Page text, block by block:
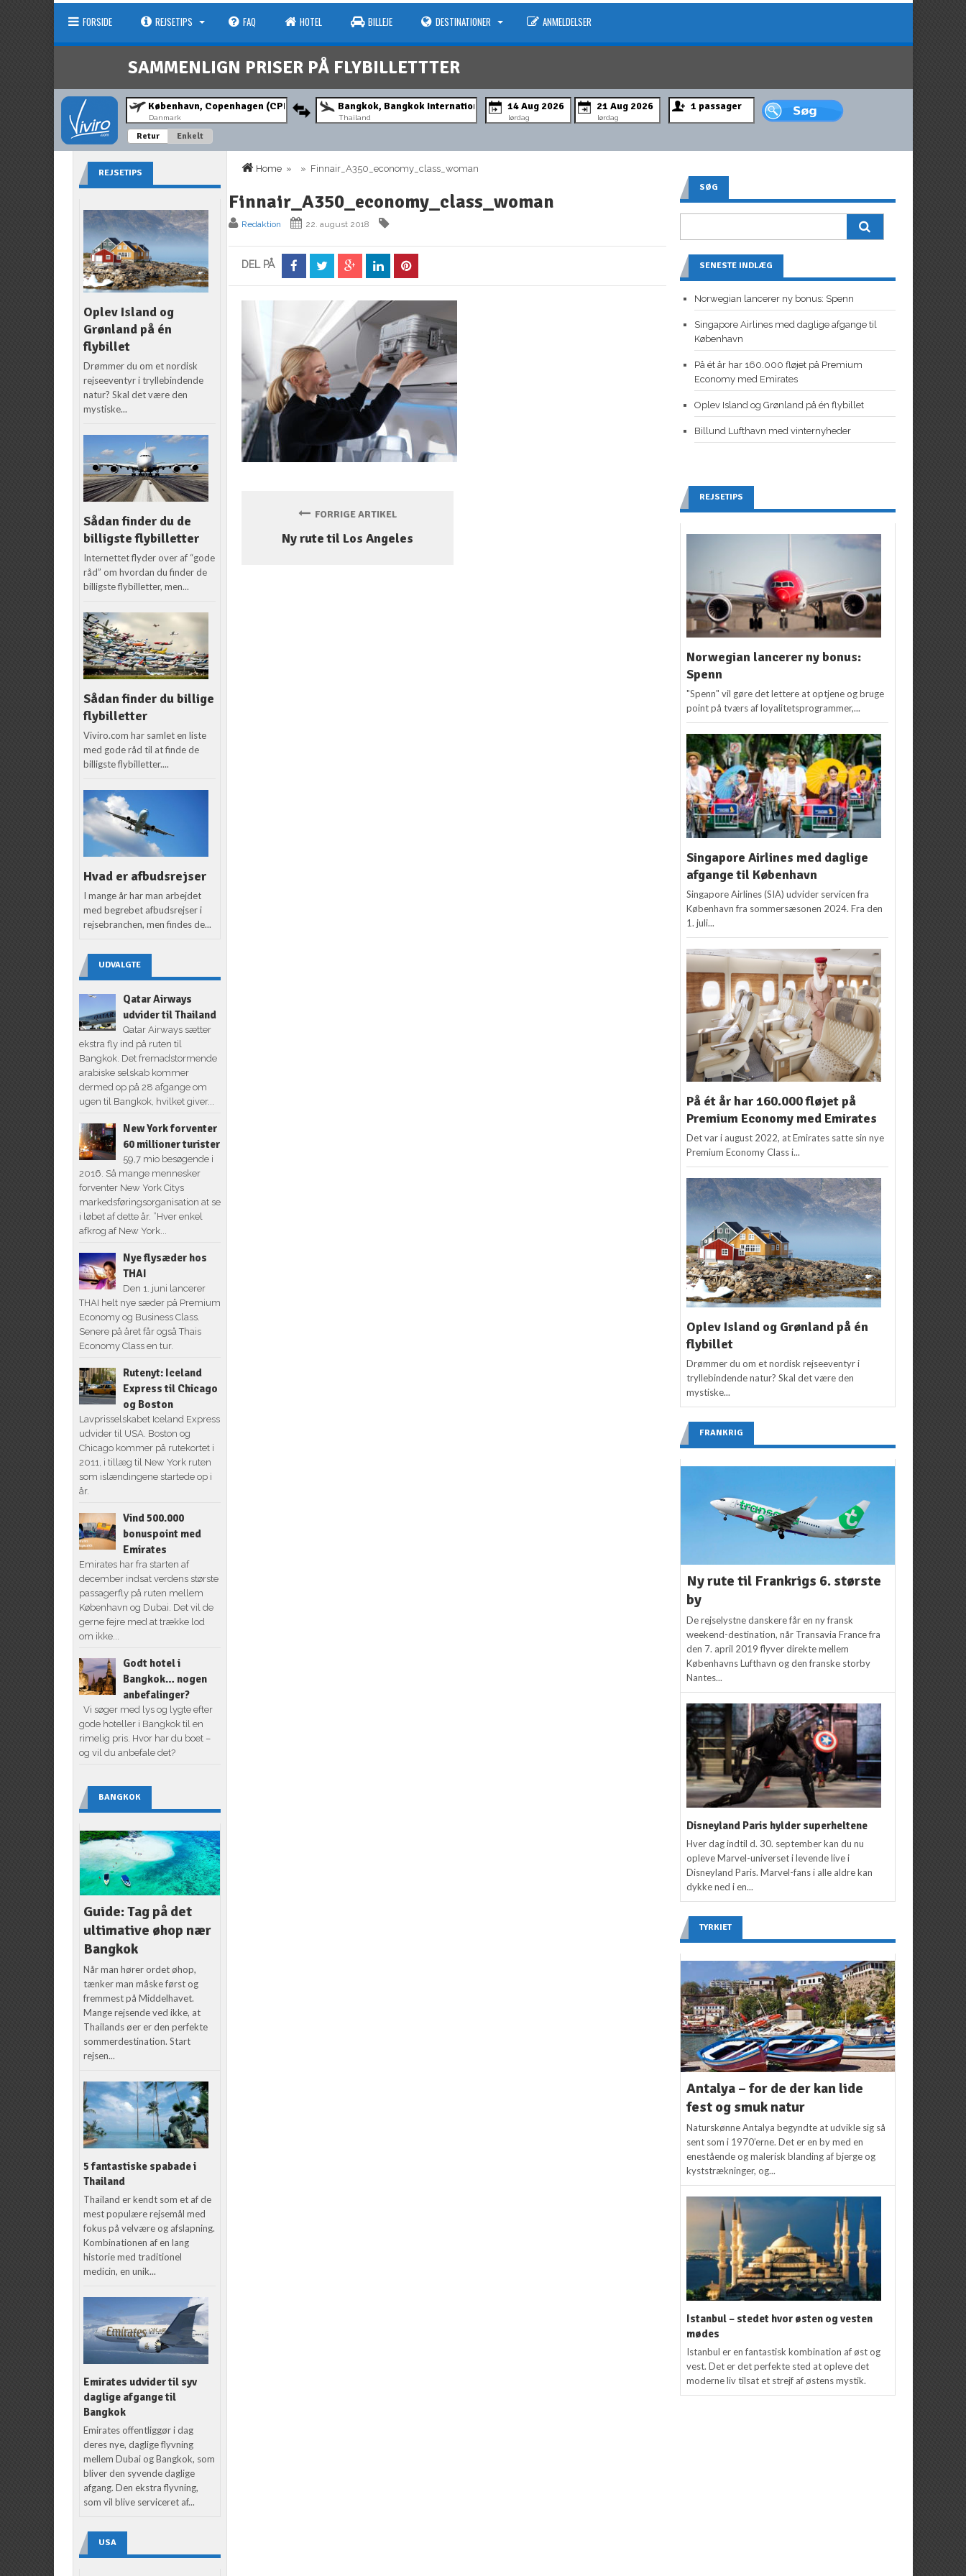
FORSIDE REJSETIPS FAQ HOTEL BILLEJE DESTINATIONER ANMELDELSER
SAMMENLIGN PRISER PÅ FLYBILLETTTER
Danmark Thailand lørdag lørdag
Retur Enkelt
Home » » Finnair_A350_economy_class_woman
Finnair_A350_economy_class_woman
Redaktion 22. august 2018
DEL PÅ
FORRIGE ARTIKEL
Ny rute til Los Angeles
REJSETIPS
Oplev Island og
Grønland på én
flybillet
Drømmer du om et nordisk
rejseeventyr i tryllebindende
natur? Skal det være den
mystiske...
Sådan finder du de
billigste flybilletter
Internettet flyder over af “gode
råd” om hvordan du finder de
billigste flybilletter, men...
Sådan finder du billige
flybilletter
Viviro.com har samlet en liste
med gode råd til at finde de
billigste flybilletter....
Hvad er afbudsrejser
I mange år har man arbejdet
med begrebet afbudsrejser i
rejsebranchen, men findes de...
UDVALGTE
Qatar Airways
udvider til Thailand
Qatar Airways sætter
ekstra fly ind på ruten til
Bangkok. Det fremadstormende
arabiske selskab kommer
dermed op på 28 afgange om
ugen til Bangkok, hvilket giver...
New York forventer
60 millioner turister
59,7 mio besøgende i
2016. Så mange mennesker
forventer New York Citys
markedsføringsorganisation at se
i løbet af dette år. ”Hver enkel
afkrog af New York...
Nye flysæder hos
THAI
Den 1. juni lancerer
THAI helt nye sæder på Premium
Economy og Business Class.
Senere på året får også Thais
Economy Class en tur.
Rutenyt: Iceland
Express til Chicago
og Boston
Lavprisselskabet Iceland Express
udvider til USA. Boston og
Chicago kommer på rutekortet i
2011, i tillæg til New York ruten
som islændingene startede op i
år.
Vind 500.000
bonuspoint med
Emirates
Emirates har fra starten af
december indsat verdens største
passagerfly på ruten mellem
København og Dubai. Det vil de
gerne fejre med at trække lod
om ikke...
Godt hotel i
Bangkok… nogen
anbefalinger?
Vi søger med lys og lygte efter
gode hoteller i Bangkok til en
rimelig pris. Hvor har du boet –
og vil du anbefale det?
BANGKOK
Guide: Tag på det
ultimative øhop nær
Bangkok
Når man hører ordet øhop,
tænker man måske først og
fremmest på Middelhavet.
Mange rejsende ved ikke, at
Thailands øer er den perfekte
sommerdestination. Start
rejsen...
5 fantastiske spabade i
Thailand
Thailand er kendt som et af de
mest populære rejsemål med
fokus på velvære og afslapning.
Kombinationen af en lang
historie med traditionel
medicin, en unik...
Emirates udvider til syv
daglige afgange til
Bangkok
Emirates offentliggør i dag
deres nye, daglige flyvning
mellem Dubai og Bangkok, som
bliver den syvende daglige
afgang. Den ekstra flyvning,
som vil blive serviceret af...
USA
SØG
SENESTE INDLÆG
Norwegian lancerer ny bonus: Spenn
Singapore Airlines med daglige afgange til
København
På ét år har 160.000 fløjet på Premium
Economy med Emirates
Oplev Island og Grønland på én flybillet
Billund Lufthavn med vinternyheder
REJSETIPS
Norwegian lancerer ny bonus:
Spenn
"Spenn" vil gøre det lettere at optjene og bruge
point på tværs af loyalitetsprogrammer,...
Singapore Airlines med daglige
afgange til København
Singapore Airlines (SIA) udvider servicen fra
København fra sommersæsonen 2024. Fra den
1. juli...
På ét år har 160.000 fløjet på
Premium Economy med Emirates
Det var i august 2022, at Emirates satte sin nye
Premium Economy Class i...
Oplev Island og Grønland på én
flybillet
Drømmer du om et nordisk rejseeventyr i
tryllebindende natur? Skal det være den
mystiske...
FRANKRIG
Ny rute til Frankrigs 6. største
by
De rejselystne danskere får en ny fransk
weekend-destination, når Transavia France fra
den 7. april 2019 flyver direkte mellem
Københavns Lufthavn og den franske storby
Nantes...
Disneyland Paris hylder superheltene
Hver dag indtil d. 30. september kan du nu
opleve Marvel-universet i levende live i
Disneyland Paris. Marvel-fans i alle aldre kan
dykke ned i en...
TYRKIET
Antalya – for de der kan lide
fest og smuk natur
Naturskønne Antalya begyndte at udvikle sig så
sent som i 1970’erne. Det er en by med en
enestående og malerisk blanding af bjerge og
kyststrækninger, og...
Istanbul – stedet hvor østen og vesten
mødes
Istanbul er en fantastisk kombination af øst og
vest. Det er det perfekte sted at opleve det
moderne liv tilsat et strejf af østens mystik.